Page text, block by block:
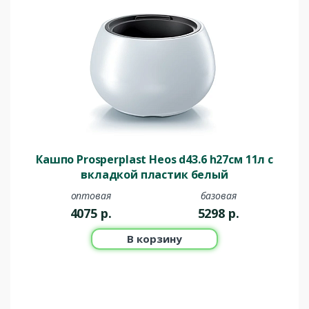
Кашпо Prosperplast Heos d43.6 h27см 11л с
вкладкой пластик белый
оптовая
4075 р.
базовая
5298 р.
В корзину